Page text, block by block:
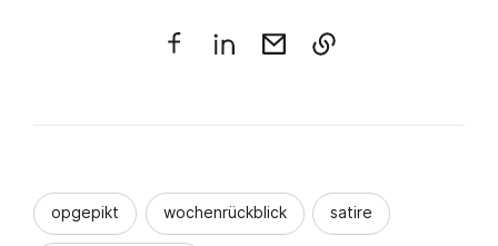
opgepikt wochenrückblick satire